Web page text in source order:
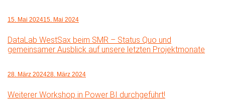
15. Mai 202415. Mai 2024
DataLab WestSax beim SMR – Status Quo und
gemeinsamer Ausblick auf unsere letzten Projektmonate
28. März 202428. März 2024
Weiterer Workshop in Power BI durchgeführt!